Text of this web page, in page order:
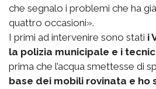
che segnalo i problemi che ha
quattro occasioni».
I primi ad intervenire sono stati i
la polizia municipale e i
prima che l’acqua smettesse di
base dei mobili rovinata e